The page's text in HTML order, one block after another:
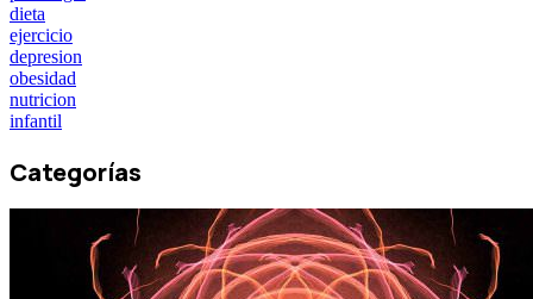
dieta
ejercicio
depresion
obesidad
nutricion
infantil
Categorías